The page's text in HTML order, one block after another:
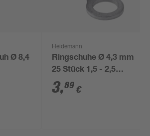
Ø 8,4
Heidemann
Ringschuhe Ø 4,3 mm
25 Stück 1,5 - 2,5
mm²
3,89 €